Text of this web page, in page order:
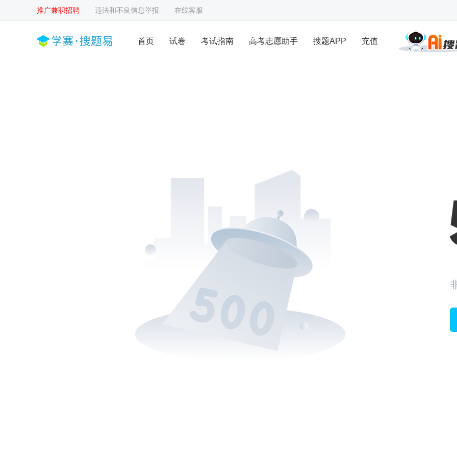
推广兼职招聘 违法和不良信息举报 在线客服
首页 试卷 考试指南 高考志愿助手 搜题APP 充值